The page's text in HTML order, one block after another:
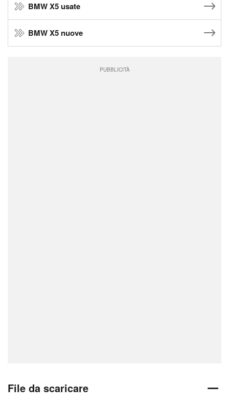
BMW X5 usate
BMW X5 nuove
PUBBLICITÀ
File da scaricare